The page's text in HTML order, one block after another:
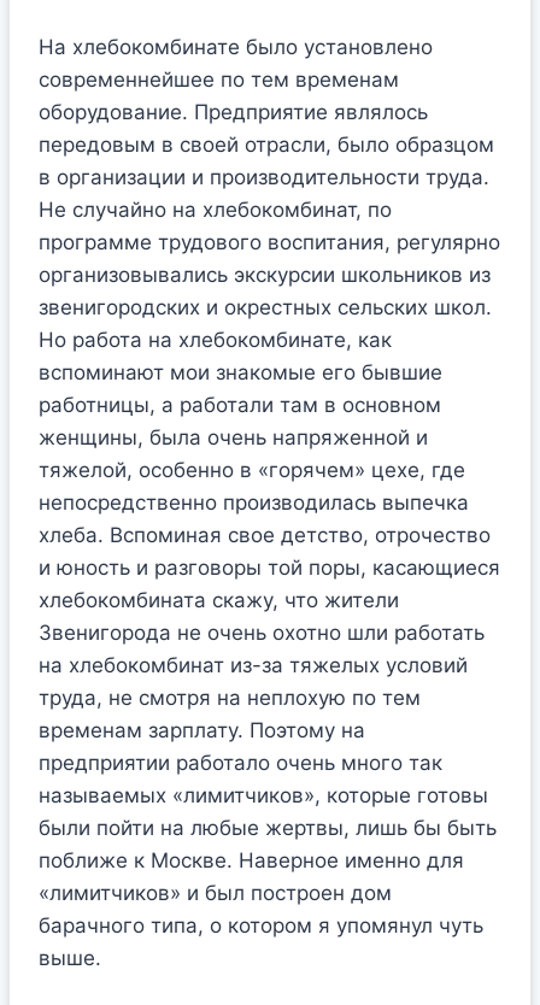
На хлебокомбинате было установлено
современнейшее по тем временам
оборудование. Предприятие являлось
передовым в своей отрасли, было образцом
в организации и производительности труда.
Не случайно на хлебокомбинат, по
программе трудового воспитания, регулярно
организовывались экскурсии школьников из
звенигородских и окрестных сельских школ.
Но работа на хлебокомбинате, как
вспоминают мои знакомые его бывшие
работницы, а работали там в основном
женщины, была очень напряженной и
тяжелой, особенно в «горячем» цехе, где
непосредственно производилась выпечка
хлеба. Вспоминая свое детство, отрочество
и юность и разговоры той поры, касающиеся
хлебокомбината скажу, что жители
Звенигорода не очень охотно шли работать
на хлебокомбинат из-за тяжелых условий
труда, не смотря на неплохую по тем
временам зарплату. Поэтому на
предприятии работало очень много так
называемых «лимитчиков», которые готовы
были пойти на любые жертвы, лишь бы быть
поближе к Москве. Наверное именно для
«лимитчиков» и был построен дом
барачного типа, о котором я упомянул чуть
выше.